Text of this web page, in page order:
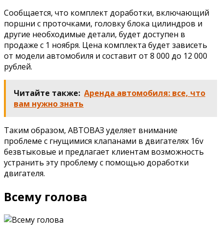
Сообщается, что комплект доработки, включающий
поршни с проточками, головку блока цилиндров и
другие необходимые детали, будет доступен в
продаже с 1 ноября. Цена комплекта будет зависеть
от модели автомобиля и составит от 8 000 до 12 000
рублей.
Читайте также: Аренда автомобиля: все, что
вам нужно знать
Таким образом, АВТОВАЗ уделяет внимание
проблеме с гнущимися клапанами в двигателях 16v
безвтыковые и предлагает клиентам возможность
устранить эту проблему с помощью доработки
двигателя.
Всему голова